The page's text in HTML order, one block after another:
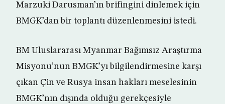
Marzuki Darusman’ın brifingini dinlemek için
BMGK’dan bir toplantı düzenlenmesini istedi.
BM Uluslararası Myanmar Bağımsız Araştırma
Misyonu’nun BMGK’yı bilgilendirmesine karşı
çıkan Çin ve Rusya insan hakları meselesinin
BMGK’nın dışında olduğu gerekçesiyle